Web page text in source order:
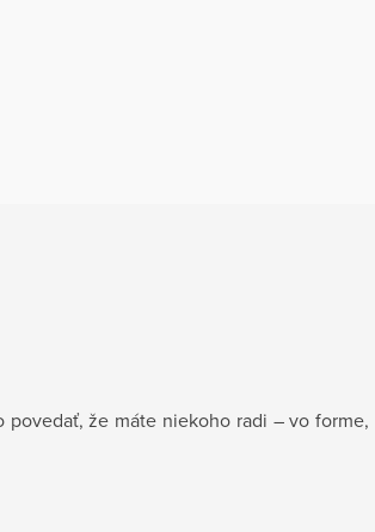
že máte niekoho radi – vo forme,